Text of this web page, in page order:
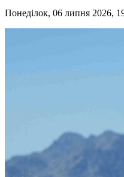
Понеділок, 06 липня 2026,